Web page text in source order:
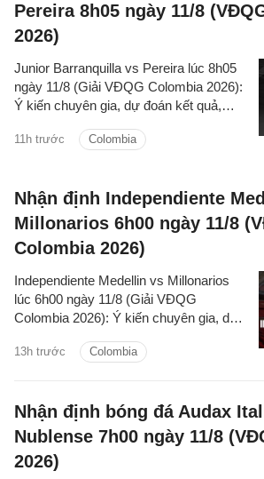
Pereira 8h05 ngày 11/8
2026)
11h trước Colombia
Junior Barranquilla vs Pereira lúc 8h05
ngày 11/8 (Giải VĐQG Colombia 2026):
Ý kiến chuyên gia, dự đoán kết quả,
chi tiết về hai đội.
Nhận định Independiente
Millonarios 6h00 ngày 11/8
Colombia 2026)
13h trước Colombia
Independiente Medellin vs Millonarios
lúc 6h00 ngày 11/8 (Giải VĐQG
Colombia 2026): Ý kiến chuyên gia, dự
đấu, thống kê chi tiết về hai đội.
Nhận định bóng đá Audax
Nublense 7h00 ngày 11/8
2026)